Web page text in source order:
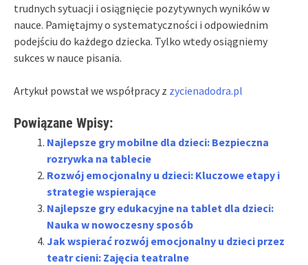
trudnych sytuacji i osiągnięcie pozytywnych wyników w
nauce. Pamiętajmy o systematyczności i odpowiednim
podejściu do każdego dziecka. Tylko wtedy osiągniemy
sukces w nauce pisania.
Artykuł powstał we współpracy z zycienadodra.pl
Powiązane Wpisy:
Najlepsze gry mobilne dla dzieci: Bezpieczna
rozrywka na tablecie
Rozwój emocjonalny u dzieci: Kluczowe etapy i
strategie wspierające
Najlepsze gry edukacyjne na tablet dla dzieci:
Nauka w nowoczesny sposób
Jak wspierać rozwój emocjonalny u dzieci przez
teatr cieni: Zajęcia teatralne